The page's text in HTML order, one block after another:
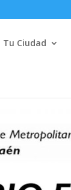
Tu Ciudad